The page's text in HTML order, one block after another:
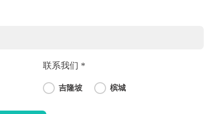
联系我们 *
吉隆坡 槟城